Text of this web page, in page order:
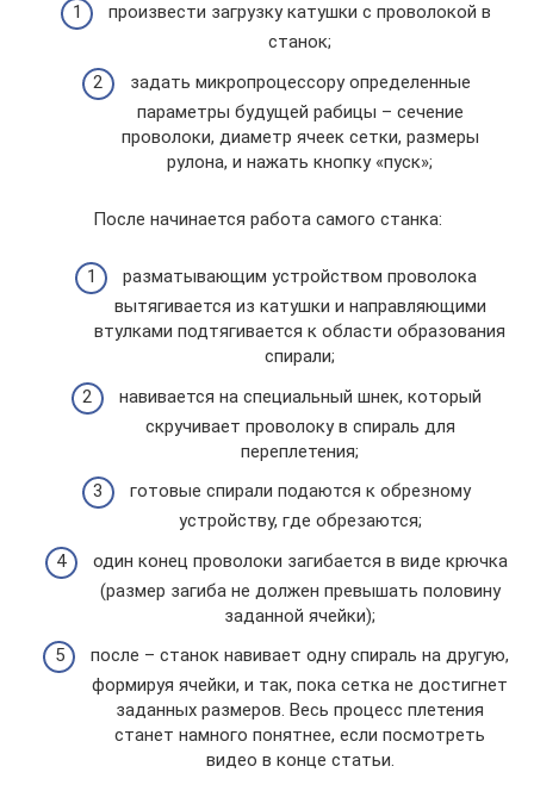
произвести загрузку катушки с проволокой в
станок;
задать микропроцессору определенные
параметры будущей рабицы – сечение
проволоки, диаметр ячеек сетки, размеры
рулона, и нажать кнопку «пуск»;
После начинается работа самого станка:
разматывающим устройством проволока
вытягивается из катушки и направляющими
втулками подтягивается к области образования
спирали;
навивается на специальный шнек, который
скручивает проволоку в спираль для
переплетения;
готовые спирали подаются к обрезному
устройству, где обрезаются;
один конец проволоки загибается в виде крючка
(размер загиба не должен превышать половину
заданной ячейки);
после – станок навивает одну спираль на другую,
формируя ячейки, и так, пока сетка не достигнет
заданных размеров. Весь процесс плетения
станет намного понятнее, если посмотреть
видео в конце статьи.